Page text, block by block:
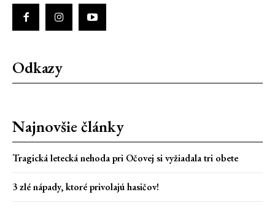
Odkazy
Najnovšie články
Tragická letecká nehoda pri Očovej si vyžiadala tri obete
3 zlé nápady, ktoré privolajú hasičov!